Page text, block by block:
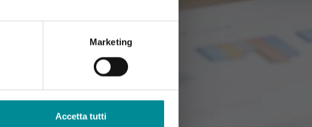
Marketing
Accetta tutti